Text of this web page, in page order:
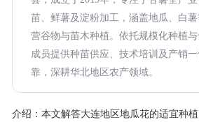
苗、鲜薯及淀粉加工，涵盖地瓜、白
营谷物与苗木种植。依托规模化种植
成员提供种苗供应、技术培训及产销
靠，深耕华北地区农产领域。
介绍： 本文解答大连地区地瓜花的适宜种